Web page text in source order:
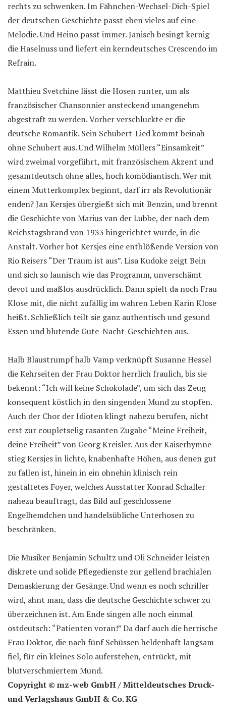
rechts zu schwenken. Im Fähnchen-Wechsel-Dich-Spiel
der deutschen Geschichte passt eben vieles auf eine
Melodie. Und Heino passt immer. Janisch besingt kernig
die Haselnuss und liefert ein kerndeutsches Crescendo im
Refrain.
Matthieu Svetchine lässt die Hosen runter, um als
französischer Chansonnier ansteckend unangenehm
abgestraft zu werden. Vorher verschluckte er die
deutsche Romantik. Sein Schubert-Lied kommt beinah
ohne Schubert aus. Und Wilhelm Müllers “Einsamkeit”
wird zweimal vorgeführt, mit französischem Akzent und
gesamtdeutsch ohne alles, hoch komödiantisch. Wer mit
einem Mutterkomplex beginnt, darf irr als Revolutionär
enden? Jan Kersjes übergießt sich mit Benzin, und brennt
die Geschichte von Marius van der Lubbe, der nach dem
Reichstagsbrand von 1933 hingerichtet wurde, in die
Anstalt. Vorher bot Kersjes eine entblößende Version von
Rio Reisers “Der Traum ist aus”. Lisa Kudoke zeigt Bein
und sich so launisch wie das Programm, unverschämt
devot und maßlos ausdrücklich. Dann spielt da noch Frau
Klose mit, die nicht zufällig im wahren Leben Karin Klose
heißt. Schließlich teilt sie ganz authentisch und gesund
Essen und blutende Gute-Nacht-Geschichten aus.
Halb Blaustrumpf halb Vamp verknüpft Susanne Hessel
die Kehrseiten der Frau Doktor herrlich fraulich, bis sie
bekennt: “Ich will keine Schokolade”, um sich das Zeug
konsequent köstlich in den singenden Mund zu stopfen.
Auch der Chor der Idioten klingt nahezu berufen, nicht
erst zur coupletselig rasanten Zugabe “Meine Freiheit,
deine Freiheit” von Georg Kreisler. Aus der Kaiserhymne
stieg Kersjes in lichte, knabenhafte Höhen, aus denen gut
zu fallen ist, hinein in ein ohnehin klinisch rein
gestaltetes Foyer, welches Ausstatter Konrad Schaller
nahezu beauftragt, das Bild auf geschlossene
Engelhemdchen und handelsübliche Unterhosen zu
beschränken.
Die Musiker Benjamin Schultz und Oli Schneider leisten
diskrete und solide Pflegedienste zur gellend brachialen
Demaskierung der Gesänge. Und wenn es noch schriller
wird, ahnt man, dass die deutsche Geschichte schwer zu
überzeichnen ist. Am Ende singen alle noch einmal
ostdeutsch: “Patienten voran!” Da darf auch die herrische
Frau Doktor, die nach fünf Schüssen heldenhaft langsam
fiel, für ein kleines Solo auferstehen, entrückt, mit
blutverschmiertem Mund.
Copyright © mz-web GmbH / Mitteldeutsches Druck-
und Verlagshaus GmbH & Co. KG